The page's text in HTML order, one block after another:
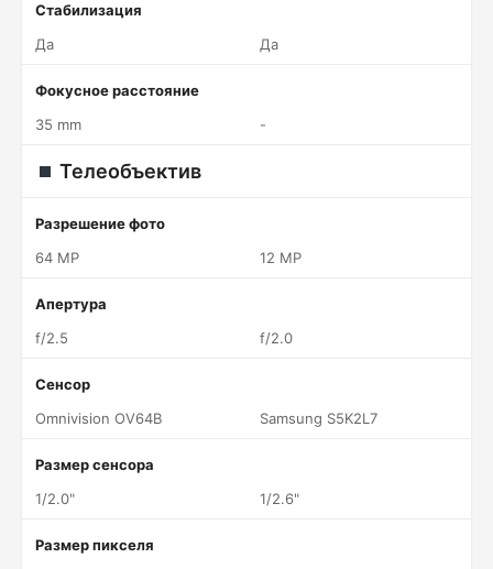
Стабилизация
Да
Да
Фокусное расстояние
35 mm
-
Телеобъектив
Разрешение фото
64 MP
12 MP
Апертура
f/2.5
f/2.0
Сенсор
Omnivision OV64B
Samsung S5K2L7
Размер сенсора
1/2.0"
1/2.6"
Размер пикселя